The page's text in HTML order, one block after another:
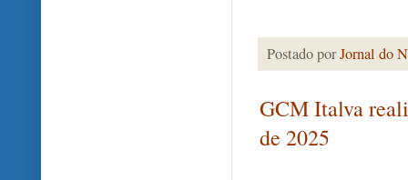
Postado porJornal do
GCM Italva
de 2025